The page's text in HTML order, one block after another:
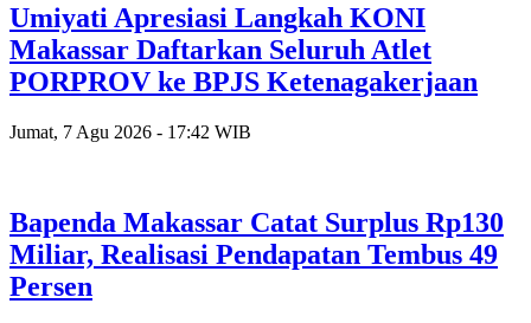
Umiyati Apresiasi Langkah KONI
Makassar Daftarkan Seluruh Atlet
PORPROV ke BPJS Ketenagakerjaan
Jumat, 7 Agu 2026 - 17:42 WIB
Bapenda Makassar Catat Surplus Rp130
Miliar, Realisasi Pendapatan Tembus 49
Persen